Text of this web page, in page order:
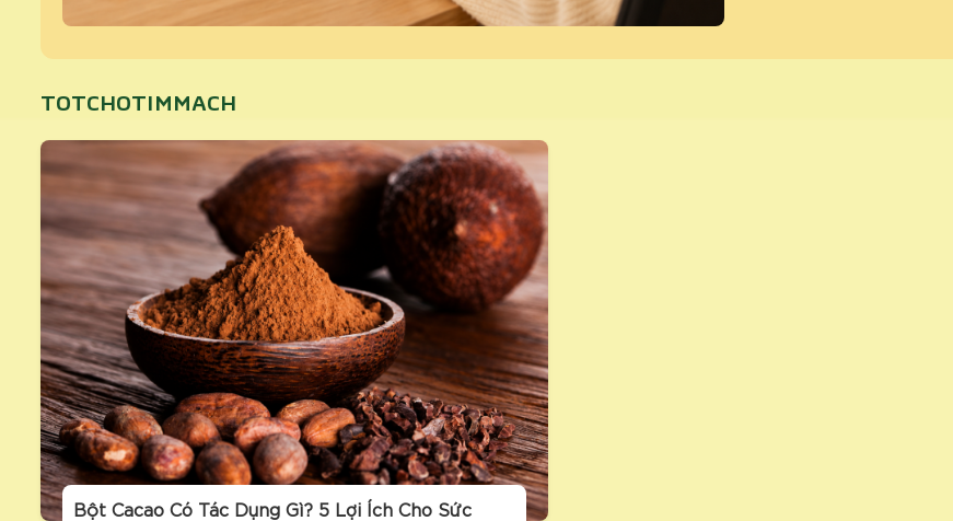
TOTCHOTIMMACH
Bột Cacao Có Tác Dụng Gì? 5 Lợi Ích Cho Sức